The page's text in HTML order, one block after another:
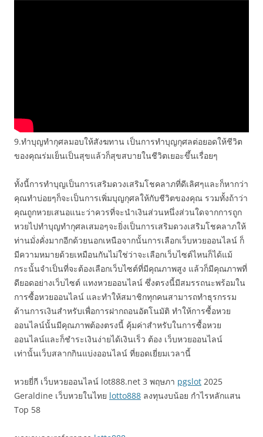
9.ทำบุญทำกุศลมอบให้สังฆทาน เป็นการทำบุญกุศลต่อยอดให้ชีวิต
ของคุณร่มเย็นเป็นสุขแล้วก็สุขสบายในชีวิตเยอะขึ้นเรื่อยๆ
ทั้งนี้การทำบุญเป็นการเสริมดวงเสริมโชคลาภที่ดีเลิศๆและก็หากว่า
คุณทำบ่อยๆก็จะเป็นการเพิ่มบุญกุศลให้กับชีวิตของคุณ รวมทั้งถ้าว่า
คุณถูกหวยเสนอแนะว่าควรที่จะนำเงินส่วนหนึ่งส่วนใดจากการถูก
หวยไปทำบุญทำกุศลเสมอๆจะยิ่งเป็นการเสริมดวงเสริมโชคลาภให้
ท่านมั่งคั่งมากอีกด้วยนอกเหนือจากนั้นการเลือกเว็บหวยออนไลน์ ก็
มีความหมายด้วยเหมือนกันไม่ใช่ว่าจะเลือกเว็บไซต์ไหนก็ได้แม้
กระนั้นจำเป็นที่จะต้องเลือกเว็บไซต์ที่มีคุณภาพสูง แล้วก็มีคุณภาพที่
ดียอดอย่างเว็บไซต์ แทงหวยออนไลน์ ซึ่งตรงนี้มีสมรรถนะพร้อมใน
การซื้อหวยออนไลน์ และทำให้สมาชิกทุกคนสามารถทำธุรกรรม
ด้านการเงินสำหรับเพื่อการฝากถอนอัตโนมัติ ทำให้การซื้อหวย
ออนไลน์นั้นมีคุณภาพต้องตรงนี้ คุ้มค่าสำหรับในการซื้อหวย
ออนไลน์และก็ชำระเงินง่ายได้เงินเร็ว ต้อง เว็บหวยออนไลน์
เท่านั้นเว็บสลากกินแบ่งออนไลน์ ที่ยอดเยี่ยมเวลานี้
หวยยี่กี เว็บหวยออนไลน์ lot888.net 3 พฤษภา pgslot 2025
Geraldine เว็บหวยในไทย lotto888 ลงทุนงบน้อย กำไรหลักแสน
Top 58